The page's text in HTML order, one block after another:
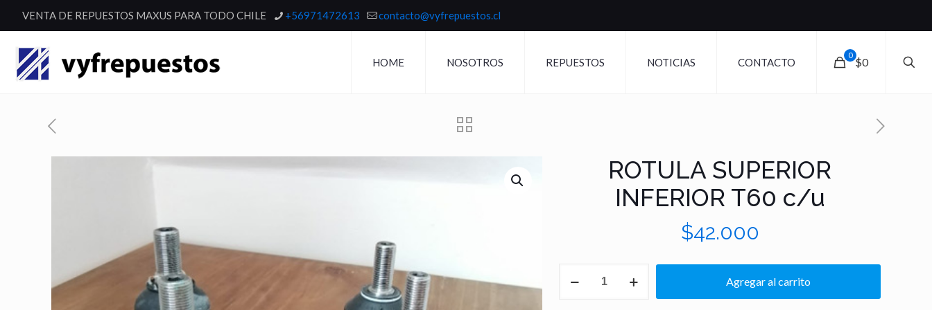
VENTA DE REPUESTOS MAXUS PARA TODO CHILE +56971472613 contacto@vyfrepuestos.cl
HOME NOSOTROS REPUESTOS NOTICIAS CONTACTO
0
$0
ROTULA SUPERIOR
INFERIOR T60 c/u
$42.000
Agregar al carrito